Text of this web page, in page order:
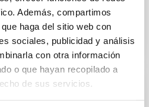
Además, compartimos
haga del sitio web con
sociales, publicidad y análisis
con otra información
o que hayan recopilado a
de sus servicios.